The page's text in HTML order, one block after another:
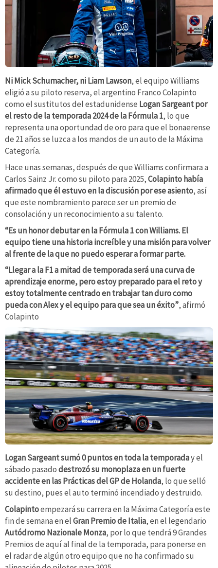
Ni Mick Schumacher, ni Liam Lawson, el equipo Williams
eligió a su piloto reserva, el argentino Franco Colapinto
como el sustitutos del estadunidense Logan Sargeant por
el resto de la temporada 2024de la Fórmula 1, lo que
representa una oportundad de oro para que el bonaerense
de 21 años se luzca a los mandos de un auto de la Máxima
Categoría.
Hace unas semanas, después de que Williams confirmara a
Carlos Sainz Jr. como su piloto para 2025,Colapinto había
afirmado que él estuvo en la discusión por ese asiento, así
que este nombramiento parece ser un premio de
consolación y un reconocimiento a su talento.
“Es un honor debutar en la Fórmula 1 con Williams. El
equipo tiene una historia increíble y una misión para volver
al frente de la que no puedo esperar a formar parte.
“Llegar a la F1 a mitad de temporada será una curva de
aprendizaje enorme, pero estoy preparado para el reto y
estoy totalmente centrado en trabajar tan duro como
pueda con Alex y el equipo para que sea un éxito”, afirmó
Colapinto
Logan Sargeant sumó 0 puntos en toda la temporaday el
sábado pasadodestrozó su monoplaza en un fuerte
accidente en las Prácticas del GP de Holanda, lo que selló
su destino, pues el auto terminó incendiado y destruido.
Colapintoempezará su carrera en la Máxima Categoríaeste
fin de semana en elGran Premio de Italia, en el legendario
Autódromo Nazionale Monza, por lo que tendrá 9 Grandes
Premios de aquí al final de la temporada, para ponerse en
el radar de algún otro equipo que no ha confirmado su